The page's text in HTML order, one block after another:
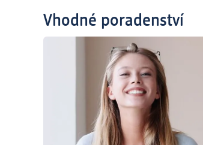
Vhodné poradenství